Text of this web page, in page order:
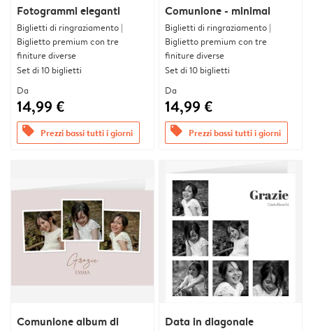
Fotogrammi eleganti
Biglietti di ringraziamento |
Biglietto premium con tre
finiture diverse
Set di 10 biglietti
Da
14,99 €
offers Prezzi bassi tutti i giorni
Comunione - minimal
Biglietti di ringraziamento |
Biglietto premium con tre
finiture diverse
Set di 10 biglietti
Da
14,99 €
offers Prezzi bassi tutti i giorni
Comunione album di
Data in diagonale